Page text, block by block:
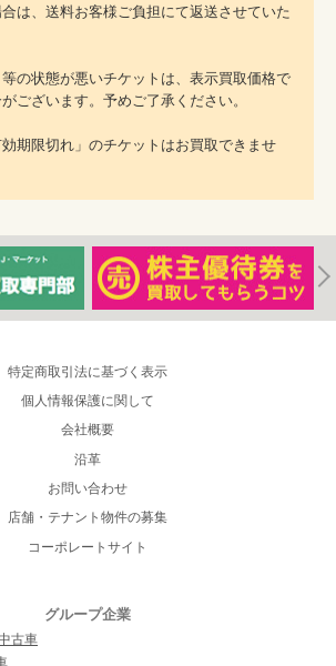
は、送料お客様ご負担にて返送させていた
等の状態が悪いチケットは、表示買取価格で
ございます。予めご了承ください。
効期限切れ」のチケットはお買取できませ
特定商取引法に基づく表示
個人情報保護に関して
会社概要
沿革
お問い合わせ
店舗・テナント物件の募集
コーポレートサイト
グループ企業
古車